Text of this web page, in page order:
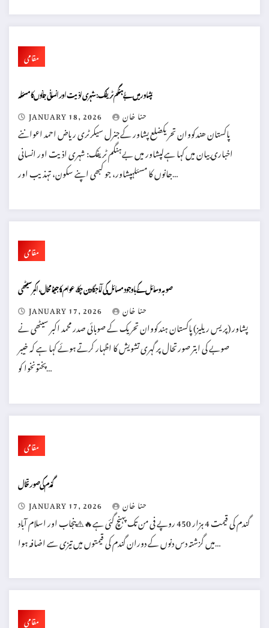
مقامی
پشاور میں بےہنگم ٹریفک: شہری اذیت اور انسانی جانوں کا مسئلہ
JANUARY 18, 2026
حنا خان
پاکستان ھندکووان تحریکضلع پشاور کےجنرل سیکرٹری ریاض احمد اعواننے
اخباری بیان میں کہا ہےلپشاور میں بےہنگم ٹریفک: شہری اذیت اور انسانی
جانوں کا مسئلہپشاور، جو کبھی اپنے سکون، تہذیب اور…
مقامی
صوبہ وسائل کے باوجود مسائل کی آماجگاہ بن چکا، عوام کا جینا محال، اکبر سیٹھی
JANUARY 17, 2026
حنا خان
پشاور (پریس ریلیز) پاکستان ہندکووان تحریک کے صوبائی صدر محمد اکبر سیٹھی نے
صوبے کی ابتر صورتحال پر گہری تشویش کا اظہار کرتے ہوئے کہا ہے کہ خیبر
پختونخوا کو…
مقامی
گندم کی صورتحال
JANUARY 17, 2026
حنا خان
گندم کی قیمت 4 ہزار 450 روپے فی من تک پہنچ گئی ہے🔥⚠️پنجاب اور اسلام آباد
میں گزشتہ دس دنوں کے دوران گندم کی قیمتوں میں تیزی سے اضافہ ہوا…
مقامی